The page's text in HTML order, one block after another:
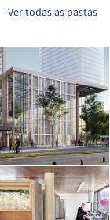
Ver todas as pastas